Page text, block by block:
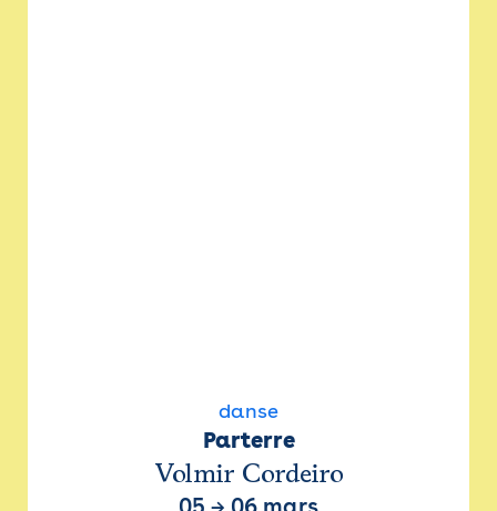
danse
Parterre
Volmir Cordeiro